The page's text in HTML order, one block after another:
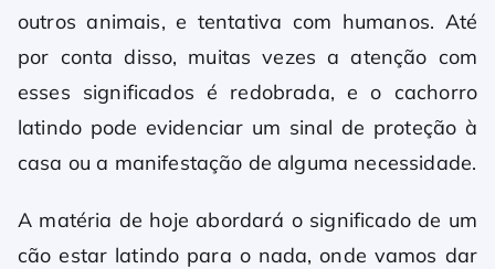
outros animais, e tentativa com humanos. Até
por conta disso, muitas vezes a atenção com
esses significados é redobrada, e o cachorro
latindo pode evidenciar um sinal de proteção à
casa ou a manifestação de alguma necessidade.
A matéria de hoje abordará o significado de um
cão estar latindo para o nada, onde vamos dar